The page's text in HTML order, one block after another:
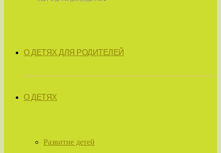
О ДЕТЯХ ДЛЯ РОДИТЕЛЕЙ
О ДЕТЯХ
Развитие детей